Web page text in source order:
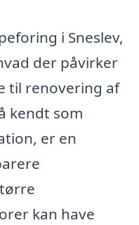
i Sneslev,
der påvirker
til renovering af
kendt som
er en
kan have